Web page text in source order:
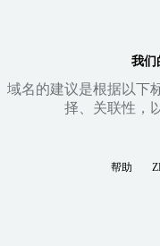
我们
域名的建议是根据以下
择、关联性，
帮助